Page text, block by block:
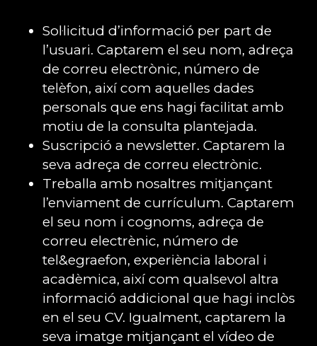
Sol·licitud d’informació per part de
l’usuari. Captarem el seu nom, adreça
de correu electrònic, número de
telèfon, així com aquelles dades
personals que ens hagi facilitat amb
motiu de la consulta plantejada.
Suscripció a newsletter. Captarem la
seva adreça de correu electrònic.
Treballa amb nosaltres mitjançant
l’enviament de currículum. Captarem
el seu nom i cognoms, adreça de
correu electrènic, número de
tel&egraefon, experiència laboral i
acadèmica, així com qualsevol altra
informació addicional que hagi inclòs
en el seu CV. Igualment, captarem la
seva imatge mitjançant el vídeo de